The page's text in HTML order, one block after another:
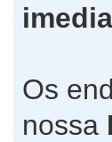
Os
nossa